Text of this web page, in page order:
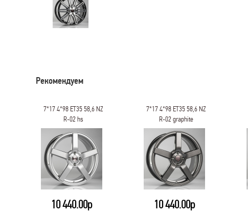
Рекомендуем
7*17 4*98 ET35 58,6 NZ
R-02 hs
10 440.00р
7*17 4*98 ET35 58,6 NZ
R-02 graphite
10 440.00р